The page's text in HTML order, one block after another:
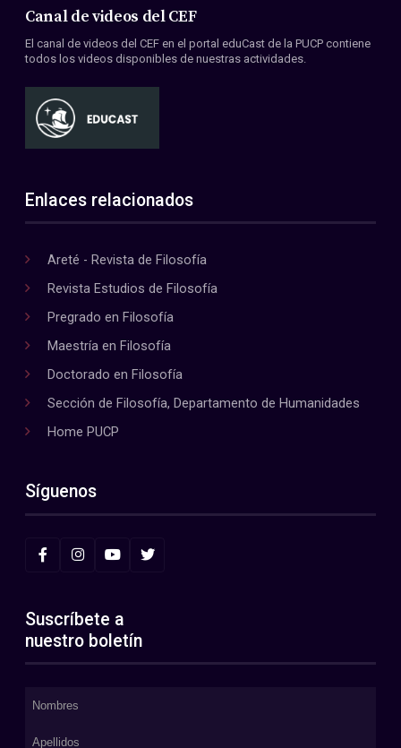
Canal de videos del CEF
El canal de videos del CEF en el portal eduCast de la PUCP contiene
todos los videos disponibles de nuestras actividades.
Enlaces relacionados
Areté - Revista de Filosofía
Revista Estudios de Filosofía
Pregrado en Filosofía
Maestría en Filosofía
Doctorado en Filosofía
Sección de Filosofía, Departamento de Humanidades
Home PUCP
Síguenos
Suscríbete a
nuestro boletín